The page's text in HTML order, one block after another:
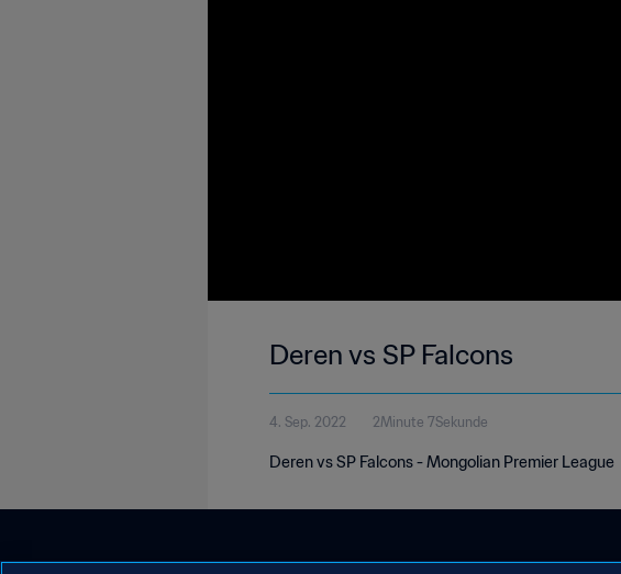
Deren vs SP Falcons
4. Sep. 2022 2Minute 7Sekunde
Deren vs SP Falcons - Mongolian Premier League